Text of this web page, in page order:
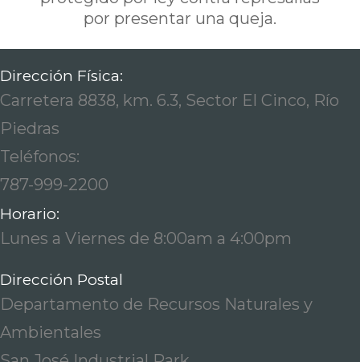
por presentar una queja.
Dirección Física:
Carretera 8838, km. 6.3, Sector El Cinco, Río
Piedras
Teléfonos:
787-999-2200
Horario:
Lunes a Viernes de 8:00am a 4:00pm
Dirección Postal
Departamento de Recursos Naturales y
Ambientales